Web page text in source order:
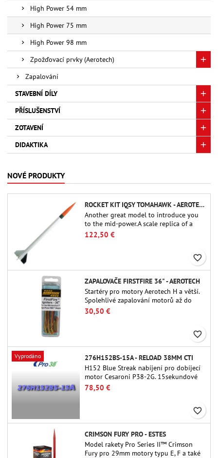
High Power 54 mm
High Power 75 mm
High Power 98 mm
Zpožďovací prvky (Aerotech)
Zapalování
STAVEBNÍ DÍLY
PŘÍSLUŠENSTVÍ
ZOTAVENÍ
DIDAKTIKA
NOVÉ PRODUKTY
ROCKET KIT IQSY TOMAHAWK - AEROTECH
Another great model to introduce you
to the mid-power.A scale replica of a
famous sounding rocket, small in size
and peefect to move to higher-level kits.
122,50 €
favorite_border
ZAPALOVAČE FIRSTFIRE 36" - AEROTECH
Startéry pro motory Aerotech H a větší.
Spolehlivé zapalování motorů až do
délky 91 cm.
30,50 €
favorite_border
Vyprodáno
276H152BS-15A - RELOAD 38MM CTI
H152 Blue Streak nabíjení pro dobíjecí
motor Cesaroni P38-2G. 15sekundové
zpoždění je nastavitelné pomocí
nástroje ProDAT 38
78,50 €
favorite_border
CRIMSON FURY PRO - ESTES
Model rakety Pro Series II™ Crimson
Fury pro 29mm motory typu E, F a také